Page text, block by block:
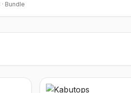
· Bundle